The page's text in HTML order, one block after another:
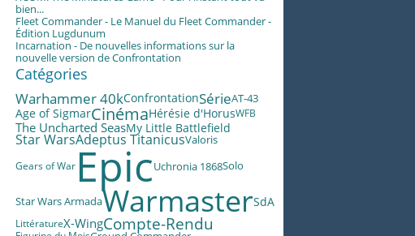
bien...
Fleet Commander - Le Manuel du Fleet Commander -
Édition Lugdunum
Incarnation - De nouvelles informations sur la
nouvelle version de Confrontation
Catégories
Warhammer 40kConfrontationSérieAT-43
Age of SigmarCinémaHérésie d'HorusWFB
The Uncharted SeasMy Little Battlefield
Star WarsAdeptus TitanicusValoris
Gears of War EpicUchronia 1868Solo
Star Wars ArmadaWarmasterSdA
LittératureX-WingCompte-Rendu